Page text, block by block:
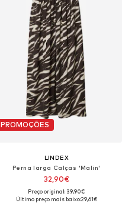
PROMOÇÕES
LINDEX
Perna larga Calças 'Malin'
32,90€
Preço original: 39,90€
Último preço mais baixo:29,61€